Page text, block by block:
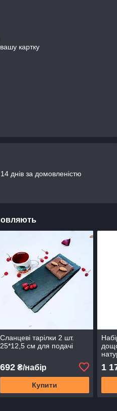
картку
днів за домовленістю
Сланцеві тарілки 2 шт.
25*12,5 см для подачі
692₴/набір
Купити
1